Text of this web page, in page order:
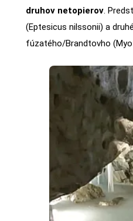
druhov netopierov.
(Eptesicus nilssonii) a
fúzatého/Brandtovho